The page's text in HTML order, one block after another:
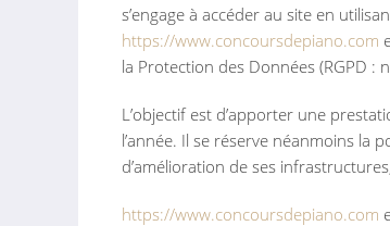
s’engage à accéder au site en
https://www.concoursdepiano.com
la Protection des Données (RGPD :
L’objectif est d’apporter une
l’année. Il se réserve néanmoins la
d’amélioration de ses
https://www.concoursdepiano.com